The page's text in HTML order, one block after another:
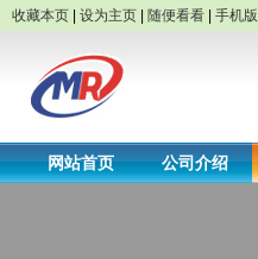
收藏本页 设为主页 随便看看 手机版
网站首页 公司介绍